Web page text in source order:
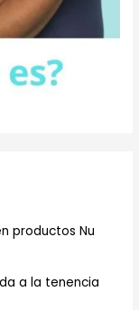
productos Nu
a la tenencia